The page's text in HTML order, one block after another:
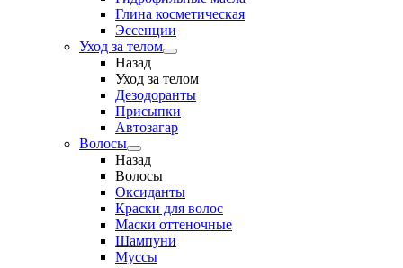
Глина косметическая
Эссенции
Уход за телом
Назад
Уход за телом
Дезодоранты
Присыпки
Автозагар
Волосы
Назад
Волосы
Оксиданты
Краски для волос
Маски оттеночные
Шампуни
Муссы